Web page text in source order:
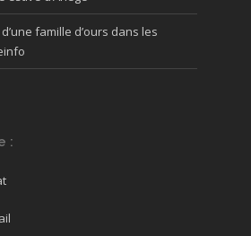
famille d’ours dans les
: